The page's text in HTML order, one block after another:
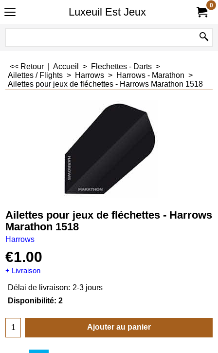
Luxeuil Est Jeux
0
<< Retour Accueil > Flechettes - Darts >
Ailettes / Flights > Harrows > Harrows - Marathon >
Ailettes pour jeux de fléchettes - Harrows Marathon 1518
Ailettes pour jeux de fléchettes - Harrows
Marathon 1518
Harrows
€1.00
+ Livraison
Délai de livraison: 2-3 jours
Disponibilité: 2
Ajouter au panier